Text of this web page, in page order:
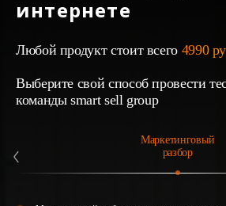
интернете
Любой продукт стоит всего 4990
Выберите свой способ провести
команды smart sell group
Маркетинговый
разбор